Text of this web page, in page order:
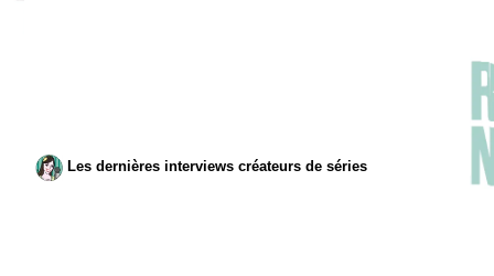
Les dernières interviews créateurs de séries